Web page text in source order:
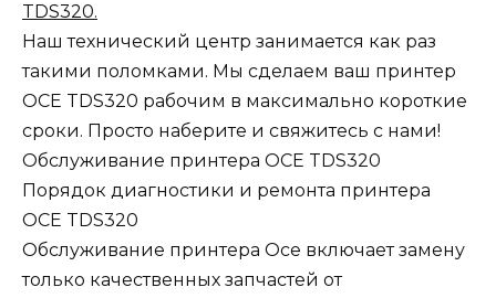
TDS320.
Наш технический центр занимается как раз
такими поломками. Мы сделаем ваш принтер
OCE TDS320 рабочим в максимально короткие
сроки. Просто наберите и свяжитесь с нами!
Обслуживание принтера OCE TDS320
Порядок диагностики и ремонта принтера
OCE TDS320
Обслуживание принтера Oce включает замену
только качественных запчастей от